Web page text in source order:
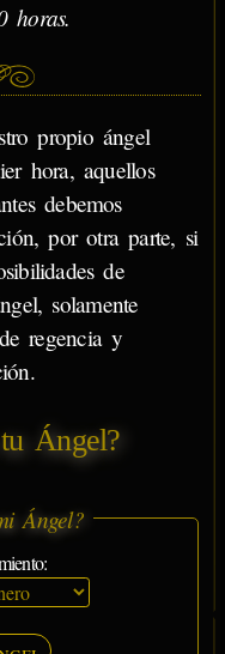
horas.
propio ángel
hora, aquellos
debemos
por otra parte, si
de
solamente
regencia y
Ángel?
Ángel?